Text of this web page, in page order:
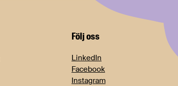
Följ oss
LinkedIn
Facebook
Instagram